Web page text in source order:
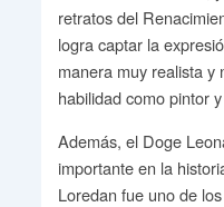
retratos del
logra captar la
manera muy realista y
habilidad como pintor
Además, el Doge
importante en la
Loredan fue uno de